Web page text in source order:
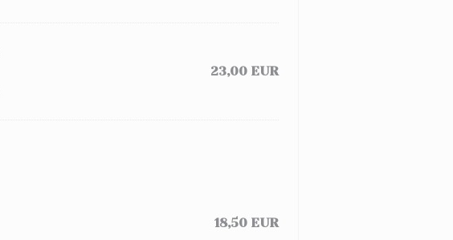
23,00 EUR
18,50 EUR